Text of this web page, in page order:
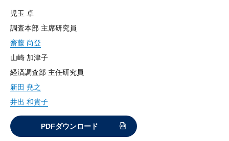
児玉 卓
調査本部 主席研究員
齋藤 尚登
山崎 加津子
経済調査部 主任研究員
新田 尭之
井出 和貴子
PDFダウンロード